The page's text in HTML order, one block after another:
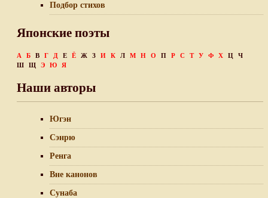
Подбор стихов
Японские поэты
А Б В Г Д Е Ё Ж З И К Л М Н О П Р С Т У Ф Х Ц
Ч
Ш
Щ Э Ю Я
Наши авторы
Югэн
Сэнрю
Ренга
Вне канонов
Сунаба